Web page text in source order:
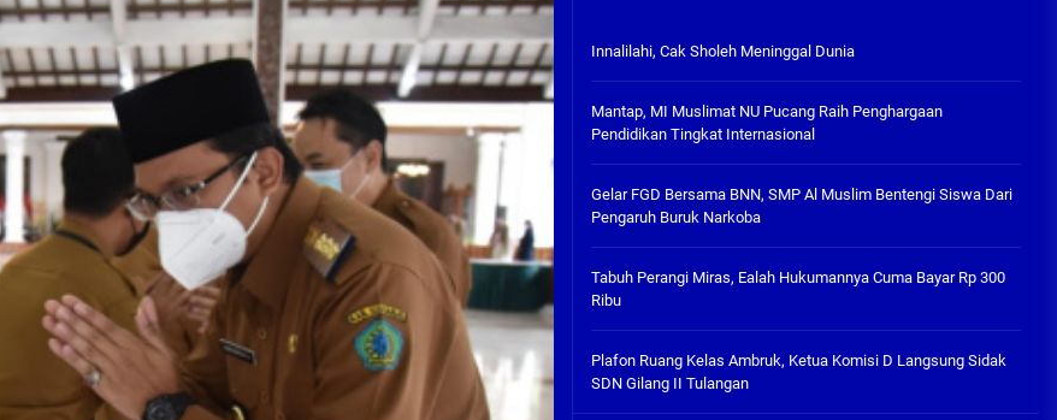
Mantap, MI Muslimat NU
Pucang Raih Penghargaan
Pendidikan Tingkat
Internasional
06/08/2026
Gelar FGD Bersama BNN, SMP Al
Muslim Bentengi Siswa Dari
05/08/2026
Hukumannya Cuma Bayar Rp
300 Ribu
masalah warga Seketi dan Urangagung
Dan Kapabel, Komisi B Dua Kali Panggil Pansel Dan Minta Ada Pakta Integritas
Innalilahi, Cak Sholeh Meninggal Dunia
Mantap, MI Muslimat NU Pucang Raih Penghargaan
Pendidikan Tingkat Internasional
Gelar FGD Bersama BNN, SMP Al Muslim Bentengi Siswa Dari
Pengaruh Buruk Narkoba
Tabuh Perangi Miras, Ealah Hukumannya Cuma Bayar Rp 300
Ribu
Plafon Ruang Kelas Ambruk, Ketua Komisi D Langsung Sidak
SDN Gilang II Tulangan